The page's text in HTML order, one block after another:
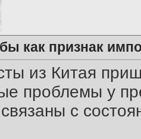
как признак
из Китая
проблемы у
с